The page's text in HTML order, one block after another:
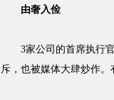
由奢入俭
3家公司的首席执行官
斥，也被媒体大肆炒作。